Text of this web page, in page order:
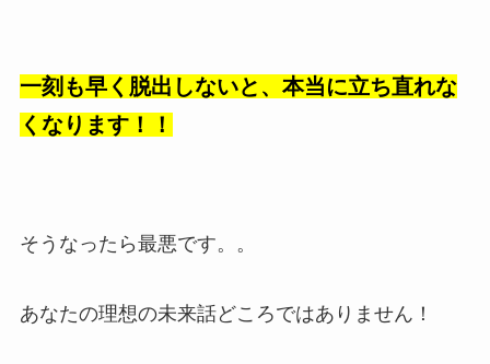
一刻も早く脱出しないと、本当に立ち直れな
くなります！！
そうなったら最悪です。。
あなたの理想の未来話どころではありません！